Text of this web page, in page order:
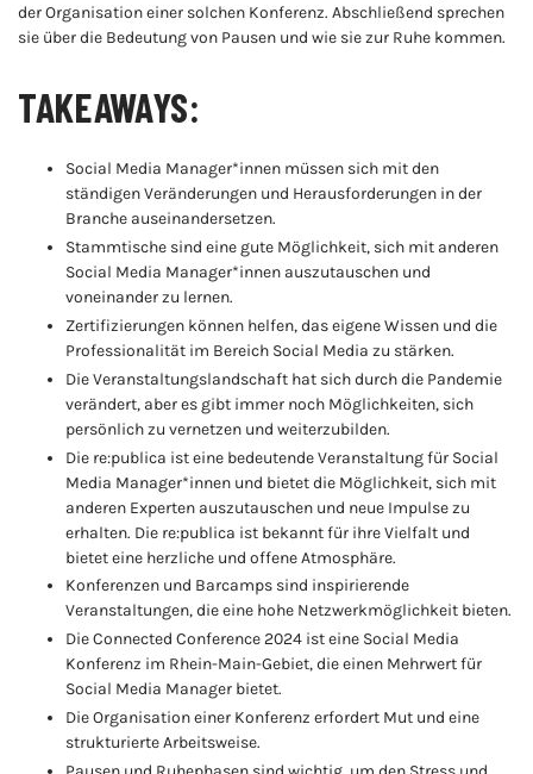
der Organisation einer solchen Konferenz. Abschließend sprechen
sie über die Bedeutung von Pausen und wie sie zur Ruhe kommen.
TAKEAWAYS:
Social Media Manager*innen müssen sich mit den
ständigen Veränderungen und Herausforderungen in der
Branche auseinandersetzen.
Stammtische sind eine gute Möglichkeit, sich mit anderen
Social Media Manager*innen auszutauschen und
voneinander zu lernen.
Zertifizierungen können helfen, das eigene Wissen und die
Professionalität im Bereich Social Media zu stärken.
Die Veranstaltungslandschaft hat sich durch die Pandemie
verändert, aber es gibt immer noch Möglichkeiten, sich
persönlich zu vernetzen und weiterzubilden.
Die re:publica ist eine bedeutende Veranstaltung für Social
Media Manager*innen und bietet die Möglichkeit, sich mit
anderen Experten auszutauschen und neue Impulse zu
erhalten. Die re:publica ist bekannt für ihre Vielfalt und
bietet eine herzliche und offene Atmosphäre.
Konferenzen und Barcamps sind inspirierende
Veranstaltungen, die eine hohe Netzwerkmöglichkeit bieten.
Die Connected Conference 2024 ist eine Social Media
Konferenz im Rhein-Main-Gebiet, die einen Mehrwert für
Social Media Manager bietet.
Die Organisation einer Konferenz erfordert Mut und eine
strukturierte Arbeitsweise.